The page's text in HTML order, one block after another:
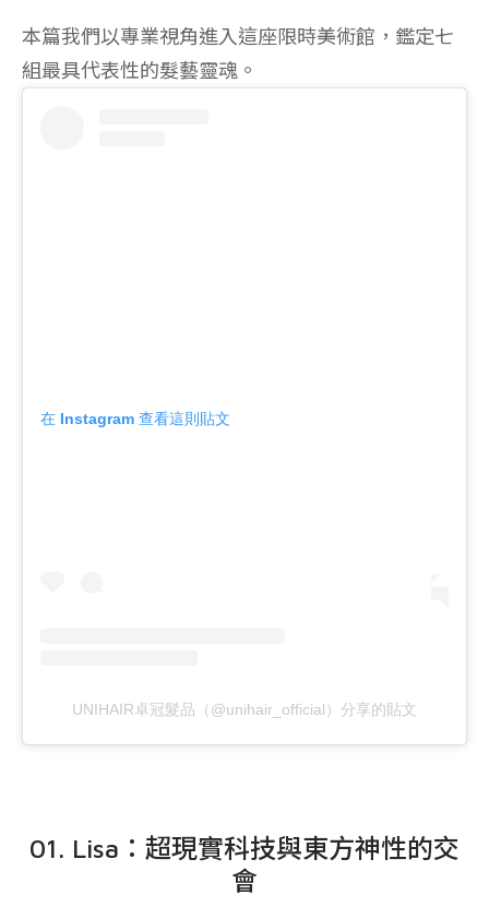
本篇我們以專業視角進入這座限時美術館，鑑定七
組最具代表性的髮藝靈魂。
在 Instagram 查看這則貼文
UNIHAIR卓冠髮品（@unihair_official）分享的貼文
01. Lisa：超現實科技與東方神性的交
會